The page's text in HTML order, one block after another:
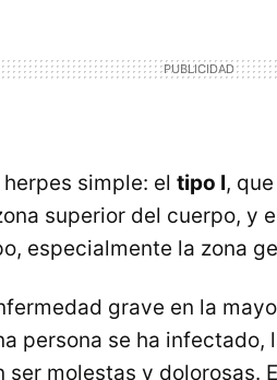
simple: el tipo I,
superior del cuerpo, y
especialmente la zona
grave en la
persona se ha
ser molestas y dolorosas.